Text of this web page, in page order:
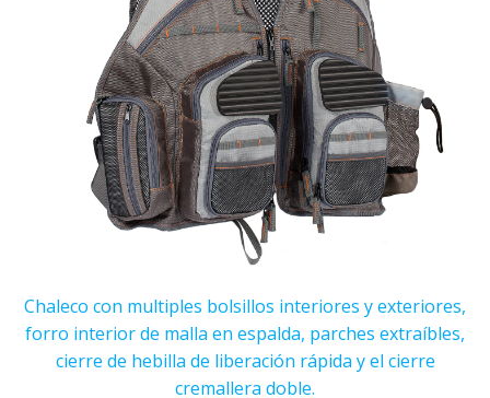
Chaleco con multiples bolsillos interiores y exteriores,
forro interior de malla en espalda, parches extraíbles,
cierre de hebilla de liberación rápida y el cierre
cremallera doble.